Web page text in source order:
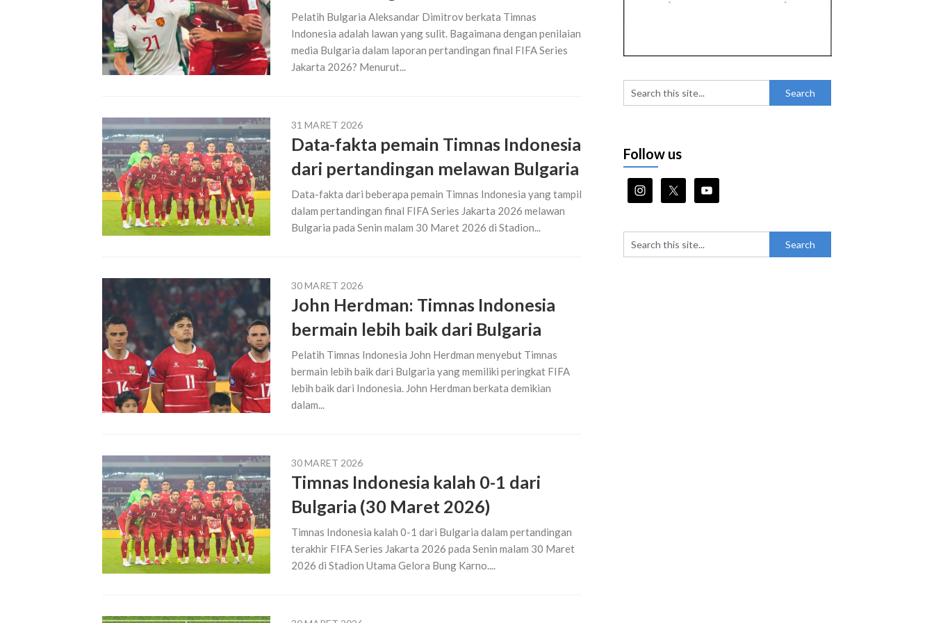
Pelatih Bulgaria Aleksandar Dimitrov berkata Timnas
Indonesia adalah lawan yang sulit. Bagaimana dengan penilaian
media Bulgaria dalam laporan pertandingan final FIFA Series
Jakarta 2026? Menurut...
31 MARET 2026
Data-fakta pemain Timnas Indonesia
dari pertandingan melawan Bulgaria
Data-fakta dari beberapa pemain Timnas Indonesia yang tampil
dalam pertandingan final FIFA Series Jakarta 2026 melawan
Bulgaria pada Senin malam 30 Maret 2026 di Stadion...
30 MARET 2026
John Herdman: Timnas Indonesia
bermain lebih baik dari Bulgaria
Pelatih Timnas Indonesia John Herdman menyebut Timnas
bermain lebih baik dari Bulgaria yang memiliki peringkat FIFA
lebih baik dari Indonesia. John Herdman berkata demikian
dalam...
30 MARET 2026
Timnas Indonesia kalah 0-1 dari
Bulgaria (30 Maret 2026)
Timnas Indonesia kalah 0-1 dari Bulgaria dalam pertandingan
terakhir FIFA Series Jakarta 2026 pada Senin malam 30 Maret
2026 di Stadion Utama Gelora Bung Karno....
Follow us